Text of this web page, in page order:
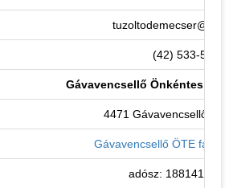
(42) 533-500
Gávavencsellő Önkéntes
4471 Gávavencsellő,
Gávavencsellő ÖTE
adósz: 18814176-